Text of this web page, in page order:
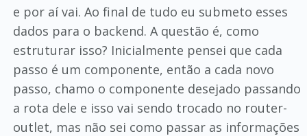
e por aí vai. Ao final de tudo eu submeto esses
dados para o backend. A questão é, como
estruturar isso? Inicialmente pensei que cada
passo é um componente, então a cada novo
passo, chamo o componente desejado passando
a rota dele e isso vai sendo trocado no router-
outlet, mas não sei como passar as informações